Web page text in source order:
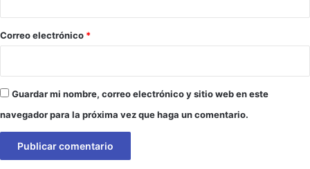
*
Correo electrónico *
Guardar mi nombre, correo electrónico y sitio web en este
navegador para la próxima vez que haga un comentario.